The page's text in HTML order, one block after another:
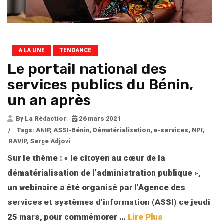
A LA UNE TENDANCE
Le portail national des
services publics du Bénin,
un an après
By La Rédaction
26 mars 2021
/
Tags: ANIP, ASSI-Bénin, Dématérialisation, e-services, NPI,
RAVIP, Serge Adjovi
Sur le thème : « le citoyen au cœur de la
dématérialisation de l’administration publique »,
un webinaire a été organisé par l’Agence des
services et systèmes d’information (ASSI) ce jeudi
25 mars, pour commémorer … Lire Plus